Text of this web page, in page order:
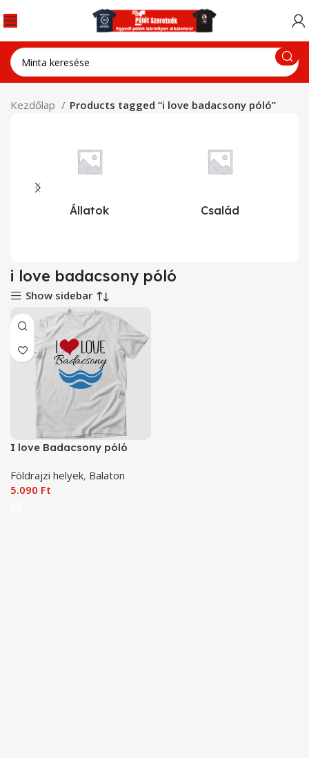
Kezdőlap Products tagged “i love badacsony póló”
Állatok Család
i love badacsony póló
Show sidebar
I love Badacsony póló
Földrajzi helyek, Balaton
5.090 Ft